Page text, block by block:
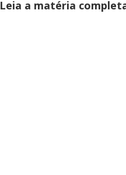
Leia a matéria